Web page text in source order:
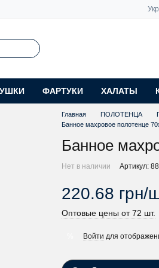
Укр
ФАРТУКИ ХАЛАТЫ
Главная ПОЛОТЕНЦА
Банное махровое полотенце
Банное
Нет в наличии Артикул:
220.68 грн/
Оптовые цены от 72 шт.
Войти для